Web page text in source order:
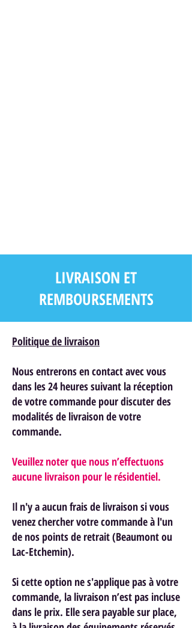
LIVRAISON ET
REMBOURSEMENTS
Politique de livraison
Nous entrerons en contact avec vous
dans les 24 heures suivant la réception
de votre commande pour discuter des
modalités de livraison de votre
commande.
Veuillez noter que nous n’effectuons
aucune livraison pour le résidentiel.
Il n'y a aucun frais de livraison si vous
venez chercher votre commande à l'un
de nos points de retrait (Beaumont ou
Lac-Etchemin).
Si cette option ne s'applique pas à votre
commande, la livraison n’est pas incluse
dans le prix. Elle sera payable sur place,